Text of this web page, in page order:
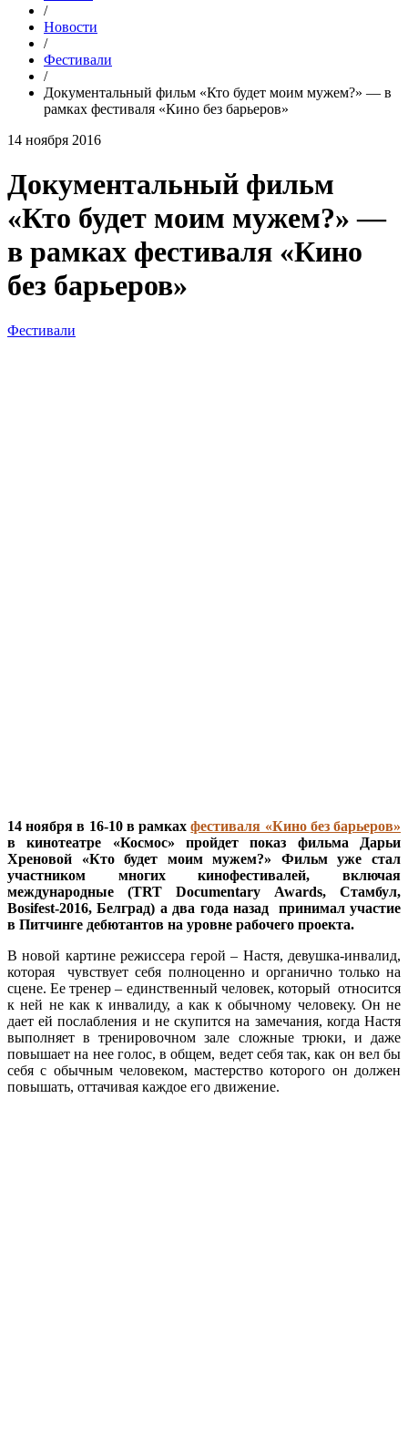
/
Новости
/
Фестивали
/
Документальный фильм «Кто будет моим мужем?» — в
рамках фестиваля «Кино без барьеров»
14 ноября 2016
Документальный фильм
«Кто будет моим мужем?» —
в рамках фестиваля «Кино
без барьеров»
Фестивали
14 ноября в 16-10 в рамкахфестиваля «Кино без барьеров»
в кинотеатре «Космос» пройдет показ фильма Дарьи
Хреновой «Кто будет моим мужем?» Фильм уже стал
участником многих кинофестивалей, включая
международные (TRT Documentary Awards, Стамбул,
Bosifest-2016, Белград) а два года назад принимал участие
в Питчинге дебютантов на уровне рабочего проекта.
В новой картине режиссера герой – Настя, девушка-инвалид,
которая чувствует себя полноценно и органично только на
сцене. Ее тренер – единственный человек, который относится
к ней не как к инвалиду, а как к обычному человеку. Он не
дает ей послабления и не скупится на замечания, когда Настя
выполняет в тренировочном зале сложные трюки, и даже
повышает на нее голос, в общем, ведет себя так, как он вел бы
себя с обычным человеком, мастерство которого он должен
повышать, оттачивая каждое его движение.